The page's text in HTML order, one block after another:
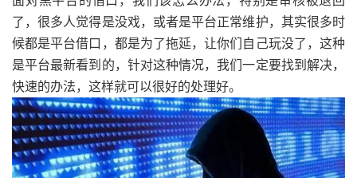
了，很多人觉得是没戏，或者是平台正常维护，其实很多时
候都是平台借口，都是为了拖延，让你们自己玩没了，这种
是平台最新看到的，针对这种情况，我们一定要找到解决，
快速的办法，这样就可以很好的处理好。